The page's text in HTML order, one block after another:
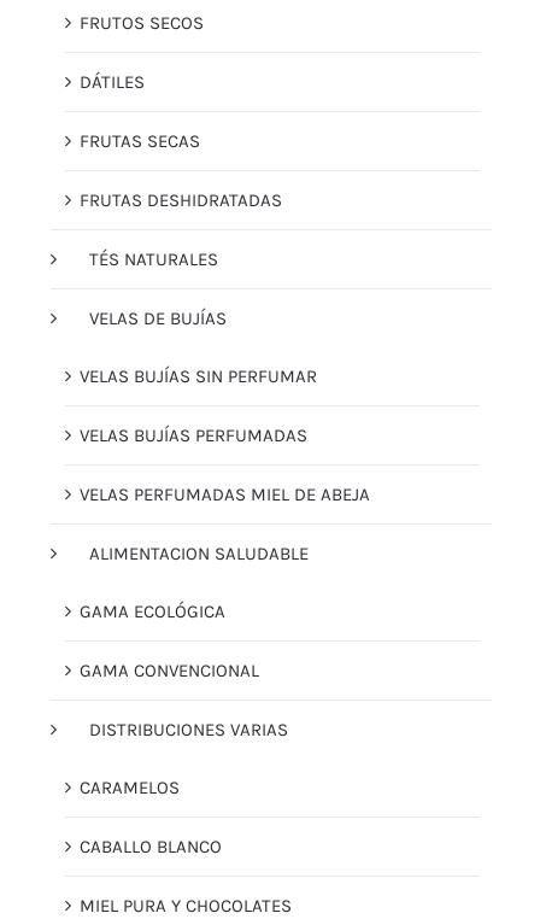
FRUTOS SECOS
DÁTILES
FRUTAS SECAS
FRUTAS DESHIDRATADAS
TÉS NATURALES
VELAS DE BUJÍAS
VELAS BUJÍAS SIN PERFUMAR
VELAS BUJÍAS PERFUMADAS
VELAS PERFUMADAS MIEL DE ABEJA
ALIMENTACION SALUDABLE
GAMA ECOLÓGICA
GAMA CONVENCIONAL
DISTRIBUCIONES VARIAS
CARAMELOS
CABALLO BLANCO
MIEL PURA Y CHOCOLATES